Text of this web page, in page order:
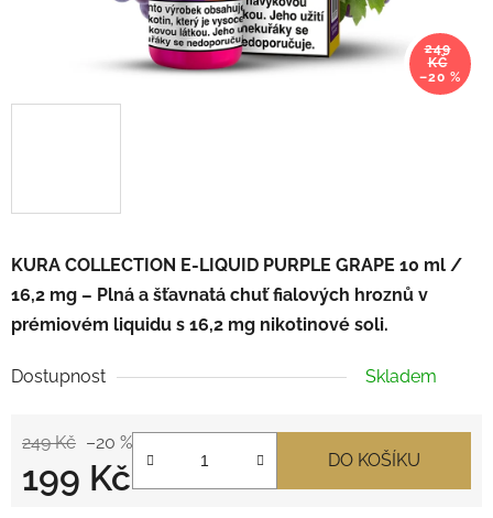
KURA COLLECTION E-LIQUID PURPLE GRAPE 10 ml /
16,2 mg – Plná a šťavnatá chuť fialových hroznů v
prémiovém liquidu s 16,2 mg nikotinové soli.
Dostupnost Skladem
249 Kč –20 %
199 Kč DO KOŠÍKU
249
KČ
–20 %